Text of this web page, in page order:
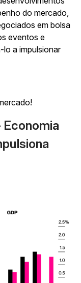
do mercado,
em bolsa
eventos e
a impulsionar